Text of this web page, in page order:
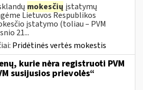
mokesčių įstatymų
Lietuvos Respublikos
įstatymo (toliau – PVM
21...
Pridėtinės vertės mokestis
kurie nėra registruoti PVM
susijusios prievolės“